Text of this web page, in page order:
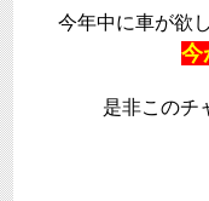
今年中に車が欲
今
是非このチ